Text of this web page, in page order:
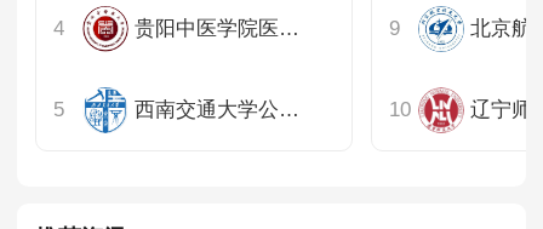
贵阳中医学院医学人文学院
西南交通大学公共管理与政法学院
北京航